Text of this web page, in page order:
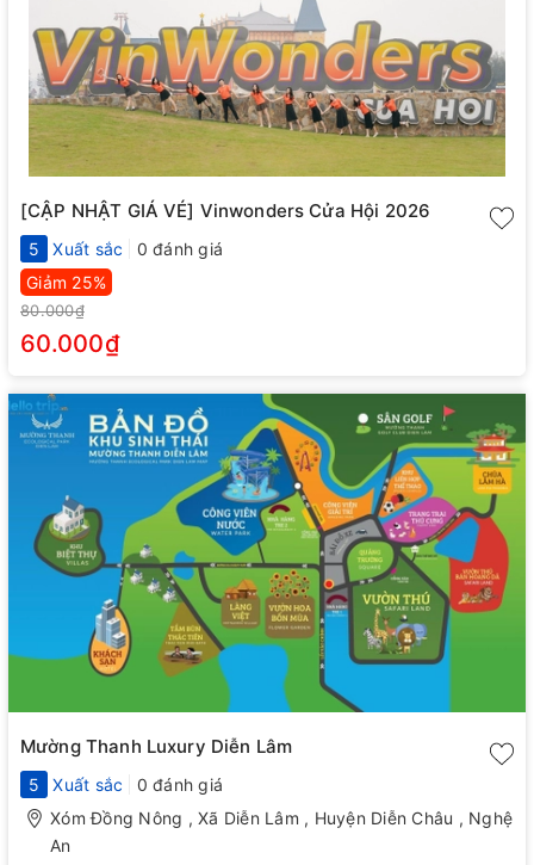
[CẬP NHẬT GIÁ VÉ] Vinwonders Cửa Hội 2026
5 Xuất sắc
0 đánh giá
Giảm 25%
80.000₫
60.000₫
Mường Thanh Luxury Diễn Lâm
5 Xuất sắc
0 đánh giá
Xóm Đồng Nông , Xã Diễn Lâm , Huyện Diễn Châu , Nghệ
An